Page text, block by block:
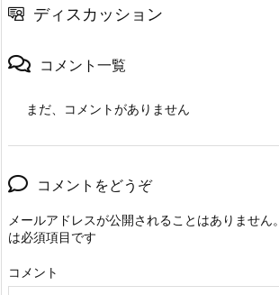
ディスカッション
コメント一覧
まだ、コメントがありません
コメントをどうぞ
メールアドレスが公開されることはありません。
は必須項目です
コメント